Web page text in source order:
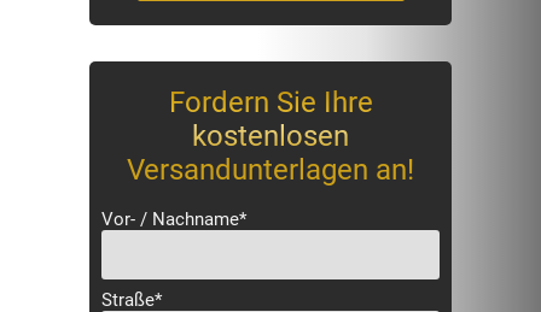
Fordern Sie Ihre
kostenlosen
Versandunterlagen an!
Vor- / Nachname*
Straße*